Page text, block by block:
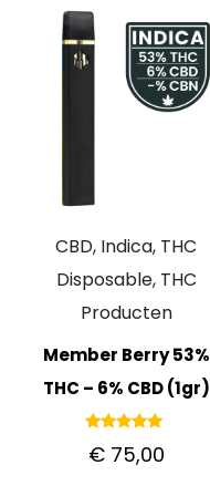
CBD, Indica, THC
Disposable, THC
Producten
Member Berry 53%
THC – 6% CBD (1gr)
5.00
€75,00